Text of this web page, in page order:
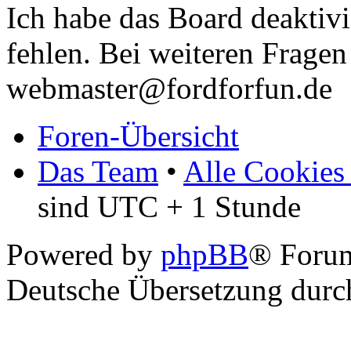
Ich habe das Board
fehlen. Bei weiteren
webmaster@fordforfun.de
Foren-Übersicht
Das Team • Alle Cookies
sind UTC + 1 Stunde
Powered by phpBB®
Deutsche Übersetzung